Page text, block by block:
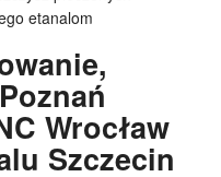
etanalom
Wrocław
Szczecin